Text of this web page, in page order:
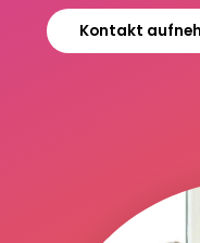
Kontakt